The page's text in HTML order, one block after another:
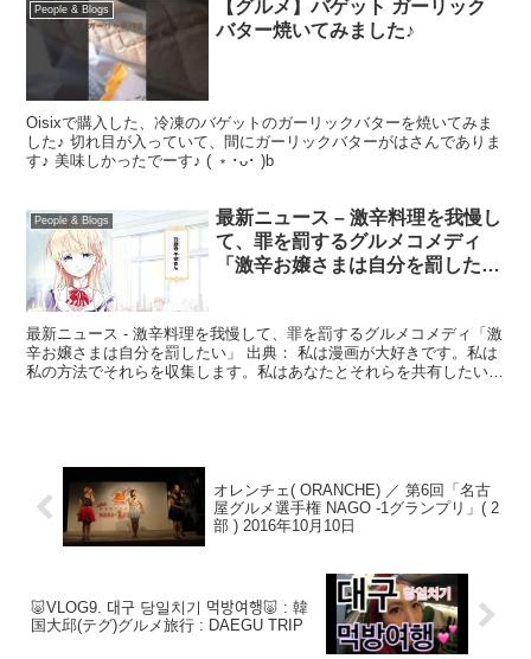
People & Blogs
【グルメ】バゲット ガーリック
バター焼いてみました♪
Oisixで購入した、冷凍のバゲットのガーリックバターを焼いてみま
した♪ 切れ目が入っていて、間にガーリックバターがはさんでありま
す♪ 美味しかったでーす♪ ( ﹡･ᴗ･ )b
People & Blogs
最新ニュース – 激辛料理を我慢し
て、罪を罰するグルメコメディ
「激辛お嬢さまは自分を罰した
最新ニュース - 激辛料理を我慢して、罪を罰するグルメコメディ「激
辛お嬢さまは自分を罰したい」 出典： 私は漫画が大好きです。私は
私の方法でそれらを収集します。私はあなたとそれらを共有したいと
オレンチェ( ORANCHE) ／ 第6回「名古
屋グルメ選手権 NAGO -1グランプリ」( 2
部 ) 2016年10月10日
🐷VLOG9. 대구 당일치기 먹방여행🐷 : 韓
国大邱(テグ)グルメ旅行 : DAEGU TRIP